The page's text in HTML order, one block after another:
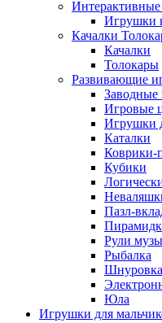
Игрушки
Качалки
Качалки
Толокары
Развивающие
Игровые
Игрушки
Каталки
Коврики-
Кубики
Пазл-
Рули
Рыбалка
Шнуровка
Юла
Игрушки для